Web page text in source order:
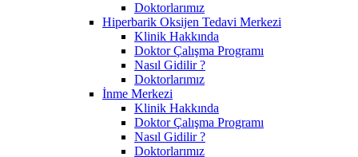
Doktorlarımız
Hiperbarik Oksijen Tedavi Merkezi
Klinik Hakkında
Doktor Çalışma Programı
Nasıl Gidilir ?
Doktorlarımız
İnme Merkezi
Klinik Hakkında
Doktor Çalışma Programı
Nasıl Gidilir ?
Doktorlarımız